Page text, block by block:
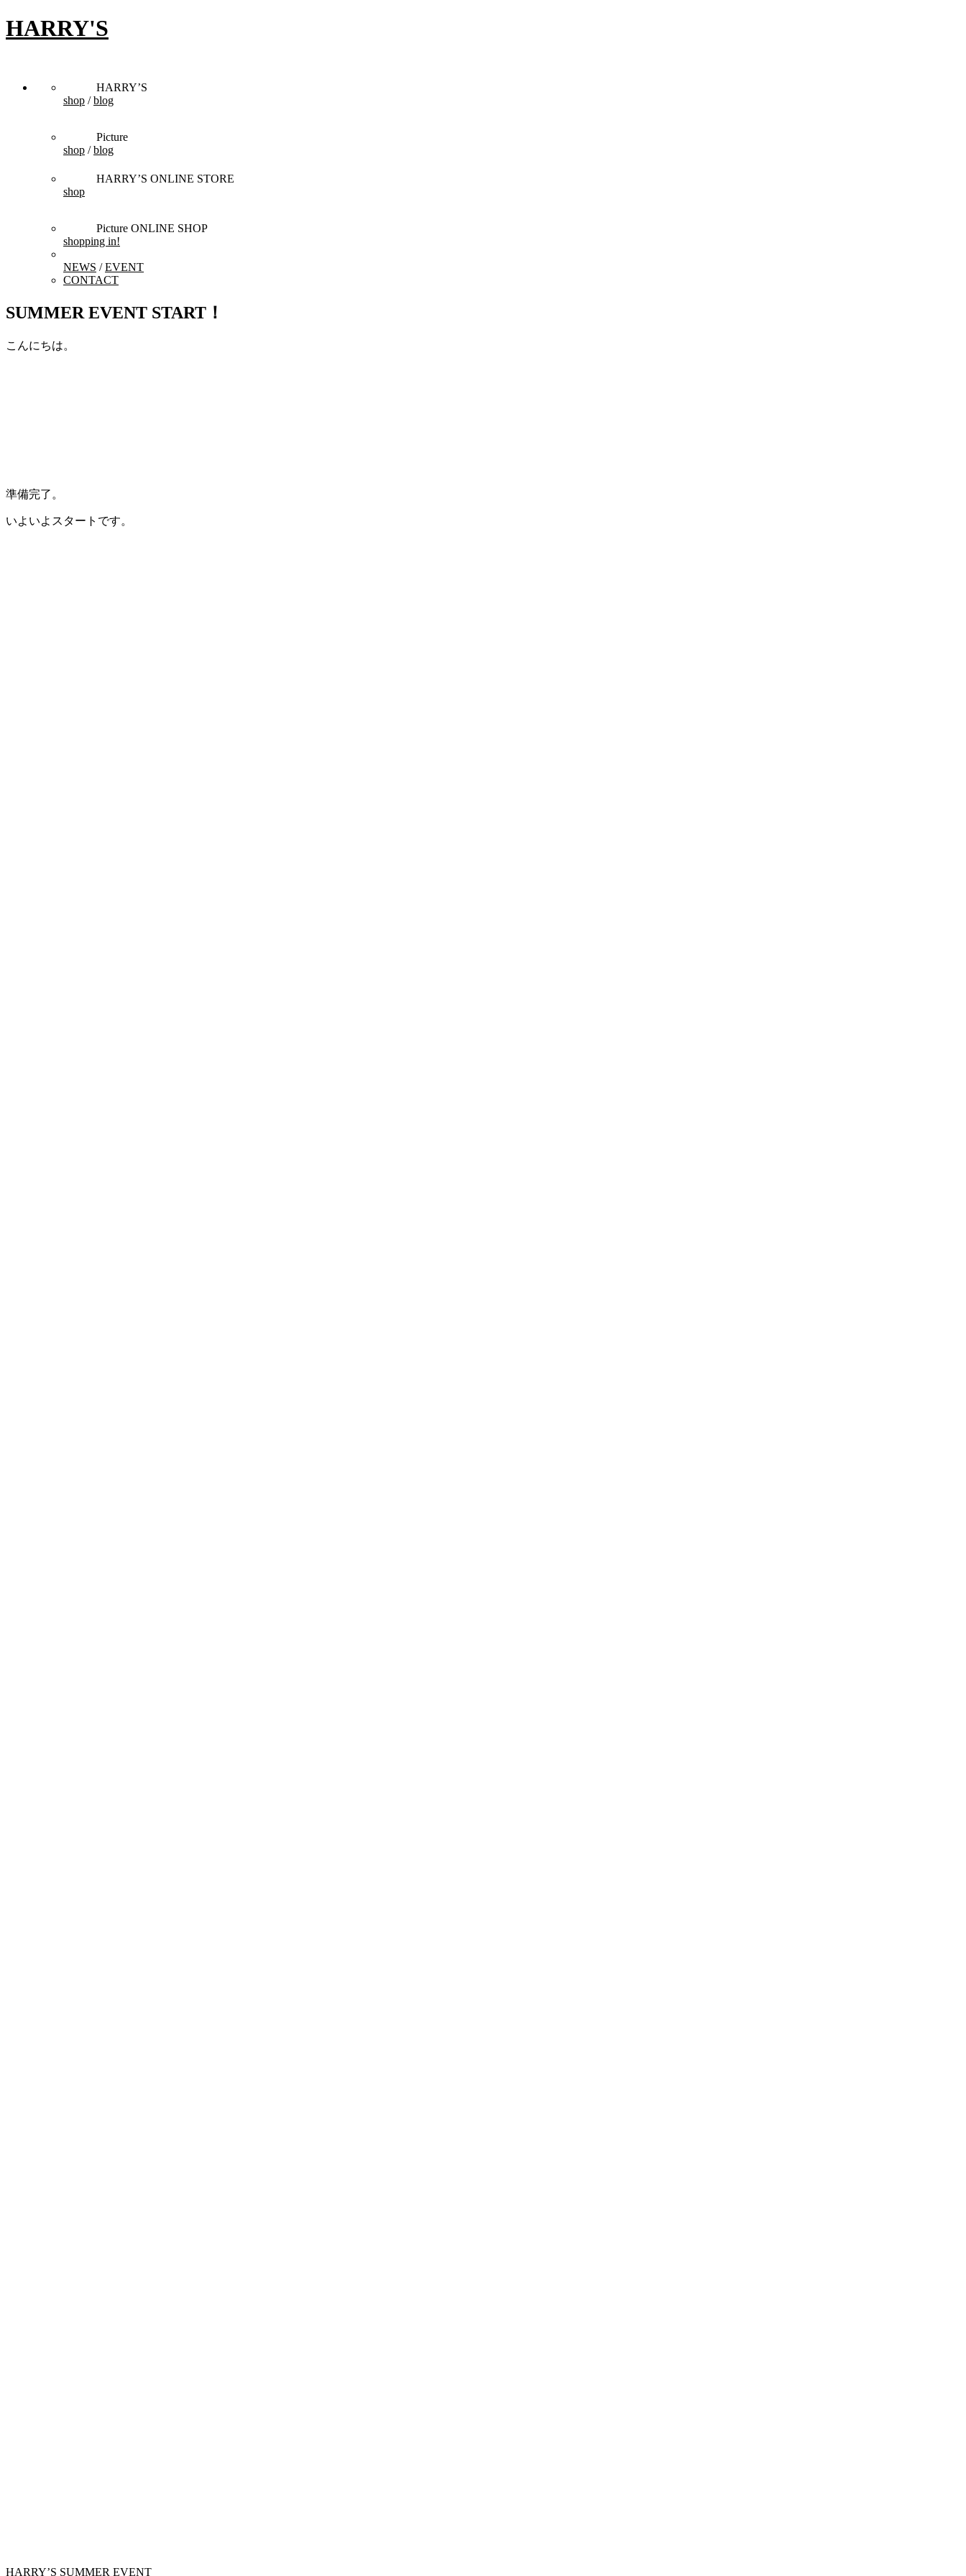
HARRY'S
HARRY’S
shop /blog
Picture
shop /blog
HARRY’S ONLINE STORE
shop
Picture ONLINE SHOP
shopping in!
NEWS /EVENT
CONTACT
SUMMER EVENT START！
こんにちは。
準備完了。
いよいよスタートです。
HARRY’S SUMMER EVENT